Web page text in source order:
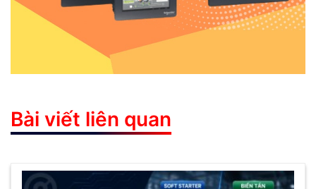
Bài viết liên quan